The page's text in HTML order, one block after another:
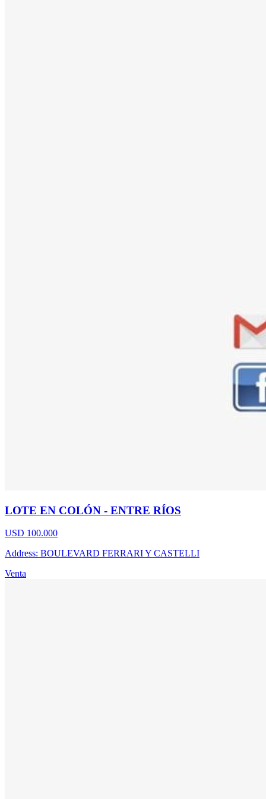
LOTE EN COLÓN - ENTRE RÍOS
USD 100.000
Address: BOULEVARD FERRARI Y CASTELLI
Venta